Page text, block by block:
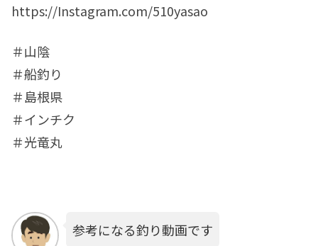
https://Instagram.com/510yasao
＃山陰
＃船釣り
＃島根県
＃インチク
＃光竜丸
参考になる釣り動画です